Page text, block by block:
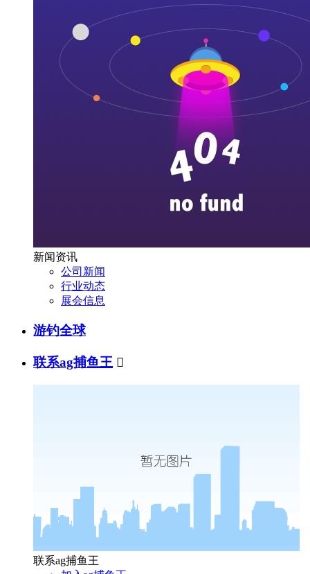
新闻资讯
公司新闻
行业动态
展会信息
游钓全球
联系ag捕鱼王 
联系ag捕鱼王